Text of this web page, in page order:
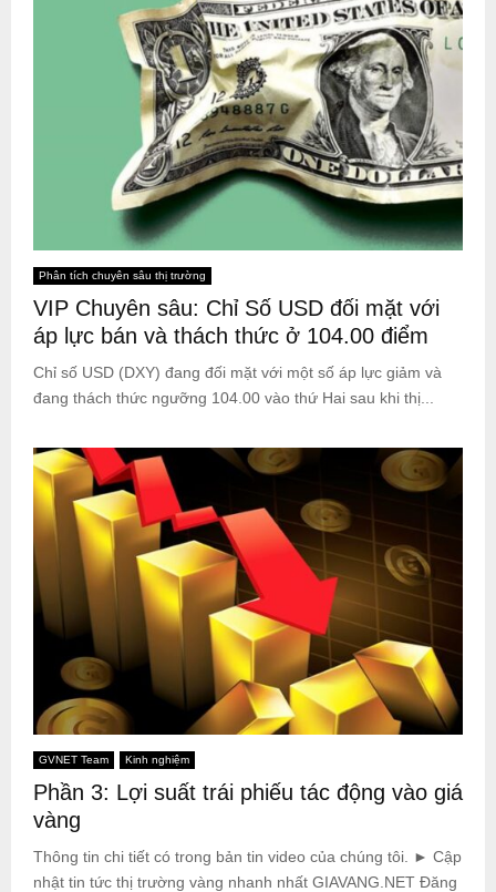
Phân tích chuyên sâu thị trường
VIP Chuyên sâu: Chỉ Số USD đối mặt với
áp lực bán và thách thức ở 104.00 điểm
Chỉ số USD (DXY) đang đối mặt với một số áp lực giảm và
đang thách thức ngưỡng 104.00 vào thứ Hai sau khi thị...
GVNET Team Kinh nghiệm
Phần 3: Lợi suất trái phiếu tác động vào giá
vàng
Thông tin chi tiết có trong bản tin video của chúng tôi. ► Cập
nhật tin tức thị trường vàng nhanh nhất GIAVANG.NET Đăng